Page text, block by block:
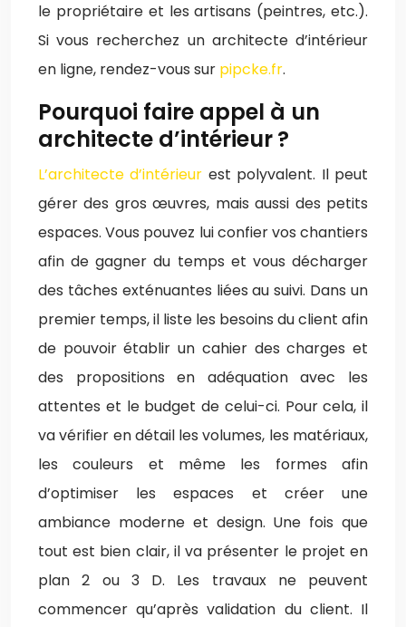
le propriétaire et les artisans (peintres, etc.).
Si vous recherchez un architecte d’intérieur
en ligne, rendez-vous sur pipcke.fr.
Pourquoi faire appel à un
architecte d’intérieur ?
L’architecte d’intérieur est polyvalent. Il peut
gérer des gros œuvres, mais aussi des petits
espaces. Vous pouvez lui confier vos chantiers
afin de gagner du temps et vous décharger
des tâches exténuantes liées au suivi. Dans un
premier temps, il liste les besoins du client afin
de pouvoir établir un cahier des charges et
des propositions en adéquation avec les
attentes et le budget de celui-ci. Pour cela, il
va vérifier en détail les volumes, les matériaux,
les couleurs et même les formes afin
d’optimiser les espaces et créer une
ambiance moderne et design. Une fois que
tout est bien clair, il va présenter le projet en
plan 2 ou 3 D. Les travaux ne peuvent
commencer qu’après validation du client. Il